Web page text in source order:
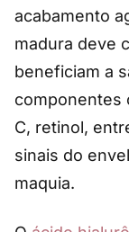
acabamento
madura deve
beneficiam a
componentes
C, retinol,
sinais do
maquia.